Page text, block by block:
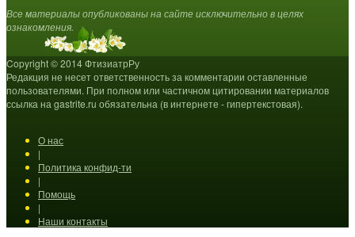
Все материалы опубликованы на сайте исключительно в целях
ознакомления.
Copyright © 2014 ФтизиатрРу
Редакция не несет ответственность за комментарии оставленные
пользователями. При полном или частичном цитировании материалов
ссылка на gastrite.ru обязательна (в интернете - гипертекстовая).
О нас
|
Политика конфид-ти
|
Помощь
|
Наши контакты